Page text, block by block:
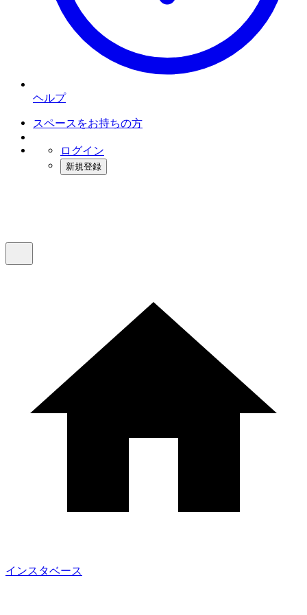
ヘルプ
スペースをお持ちの方
ログイン
新規登録
インスタベース